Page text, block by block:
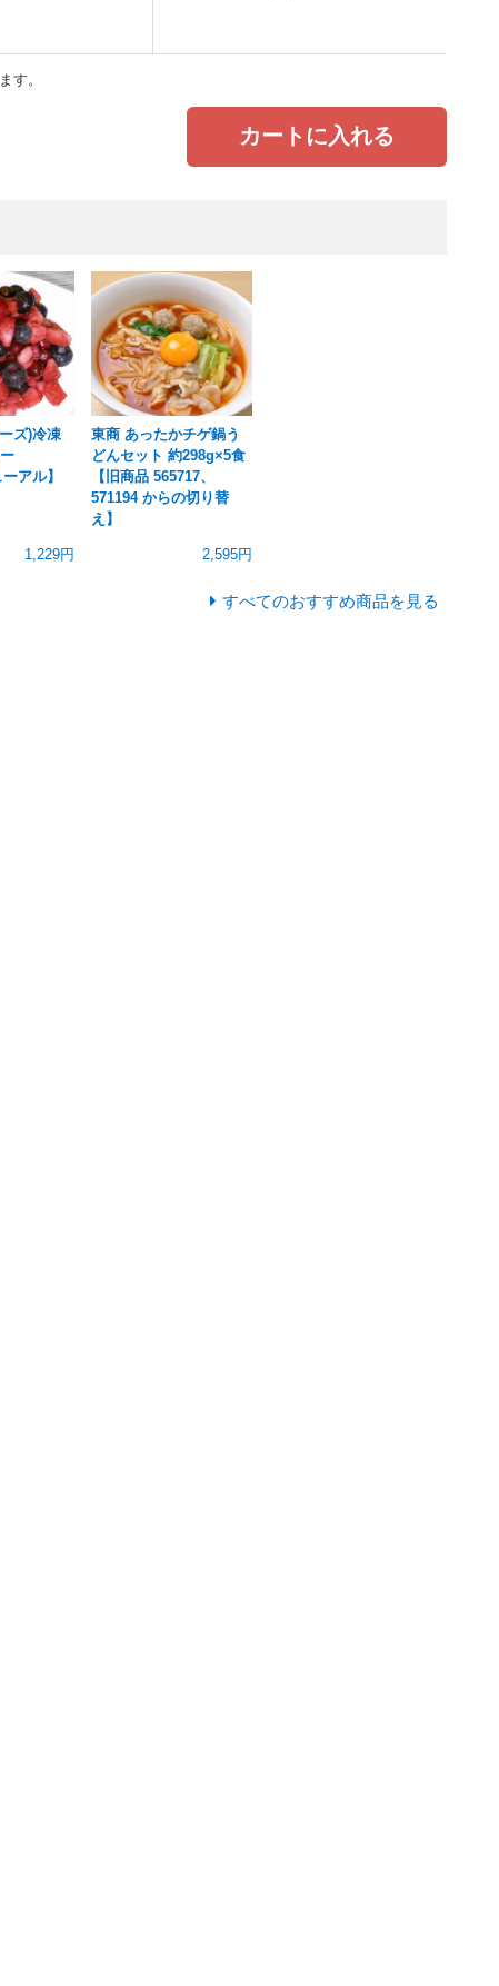
す。
カートに入れる
ズ)冷凍
アル】
1,229円
東商 あったかチゲ鍋う
どんセット 約298g×5食
【旧商品 565717、
571194 からの切り替
え】
2,595円
すべてのおすすめ商品を見る